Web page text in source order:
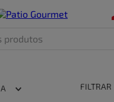
BUSCADOS
FILTRAR